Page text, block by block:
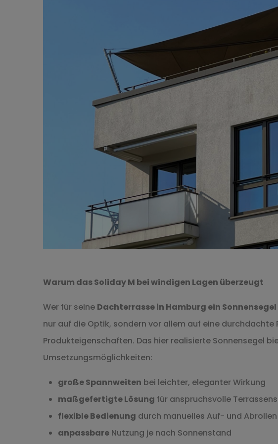
Warum das Soliday M bei windigen Lagen überzeugt
Wer für seine Dachterrasse in Hamburg ein
nur auf die Optik, sondern vor allem auf eine durchdachte
Produkteigenschaften. Das hier realisierte Sonnensegel
Umsetzungsmöglichkeiten:
große Spannweiten bei leichter, eleganter Wirkung
maßgefertigte Lösung für anspruchsvolle
flexible Bedienung durch manuelles Auf- und Abrollen
anpassbare Nutzung je nach Sonnenstand